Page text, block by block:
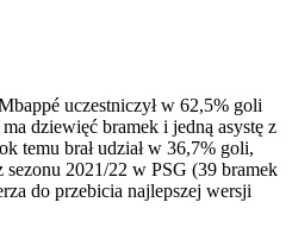
uczestniczył w 62,5% goli
dziewięć bramek i jedną asystę z
temu brał udział w 36,7% goli,
sezonu 2021/22 w PSG (39 bramek
do przebicia najlepszej wersji